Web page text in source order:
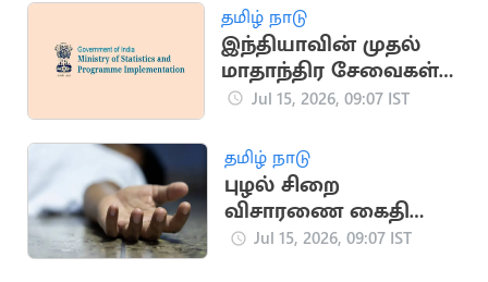
தமிழ் நாடு
இந்தியாவின் முதல்
மாதாந்திர சேவைகள்
உற்பத்தி குறியீடு
Jul 15, 2026, 09:07 IST
தமிழ் நாடு
புழல் சிறை
விசாரணை கைதி
மாரடைப்பால் திடீர்
Jul 15, 2026, 09:07 IST